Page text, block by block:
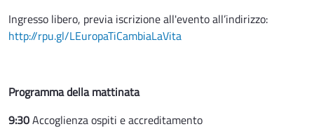
Ingresso libero, previa iscrizione all'evento all’indirizzo:
http://rpu.gl/LEuropaTiCambiaLaVita
Programma della mattinata
9:30Accoglienza ospiti e accreditamento